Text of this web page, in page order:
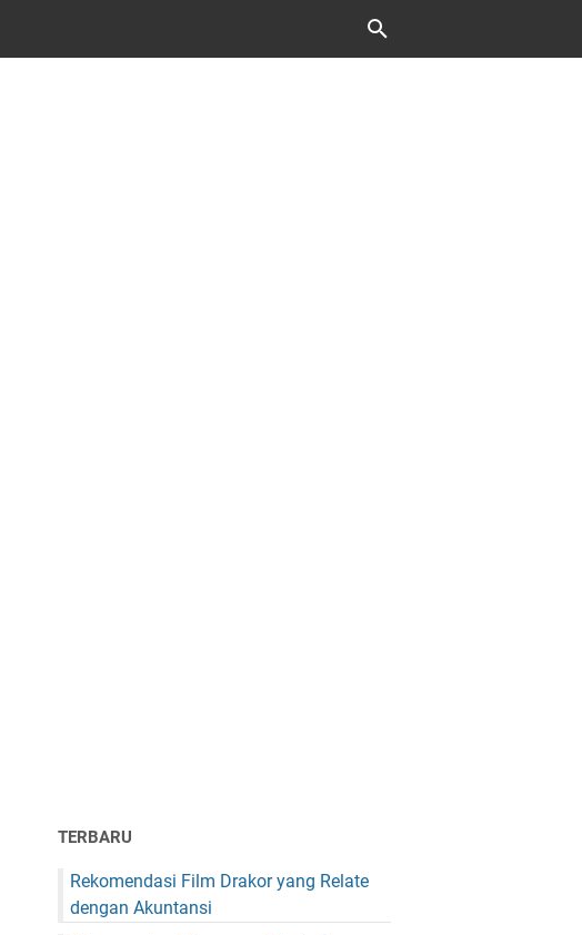
TERBARU
Rekomendasi Film Drakor yang Relate
dengan Akuntansi